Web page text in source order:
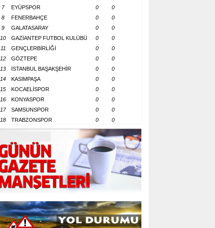
7
EYÜPSPOR 0
0
8
FENERBAHÇE 0
0
9
GALATASARAY 0
0
10
GAZİANTEP FUTBOL KULÜBÜ 0
0
11
GENÇLERBİRLİĞİ 0
0
12
GÖZTEPE 0
0
13
İSTANBUL BAŞAKŞEHİR 0
0
14
KASIMPAŞA 0
0
15
KOCAELİSPOR 0
0
16
KONYASPOR 0
0
17
SAMSUNSPOR 0
0
18
TRABZONSPOR 0 0